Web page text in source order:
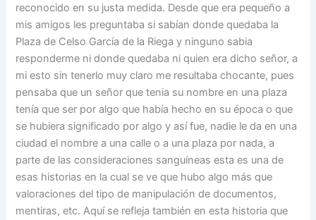
reconocido en su justa medida. Desde que era pequeño a
mis amigos les preguntaba si sabían donde quedaba la
Plaza de Celso García de la Riega y ninguno sabia
responderme ni donde quedaba ni quien era dicho señor, a
mi esto sin tenerlo muy claro me resultaba chocante, pues
pensaba que un señor que tenia su nombre en una plaza
tenía que ser por algo que había hecho en su época o que
se hubiera significado por algo y así fue, nadie le da en una
ciudad el nombre a una calle o a una plaza por nada, a
parte de las consideraciones sanguíneas esta es una de
esas historias en la cual se ve que hubo algo más que
valoraciones del tipo de manipulación de documentos,
mentiras, etc. Aquí se refleja también en esta historia que